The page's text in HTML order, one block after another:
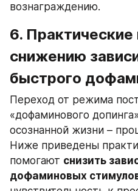
вознаграждению.
6. Практические
снижению
быстрого
Переход от режима
«дофаминового
осознанной жизни –
Ниже приведены
помогают снизить
дофаминовых